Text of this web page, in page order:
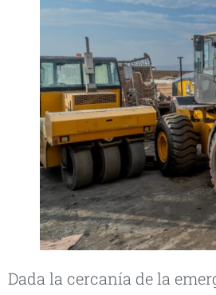
Dada la cercanía de la